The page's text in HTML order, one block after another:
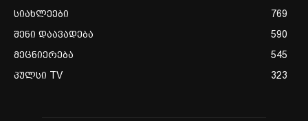
სიახლეები
769
შენი დაავადება
590
მეცნიერება
545
პულსი TV
323